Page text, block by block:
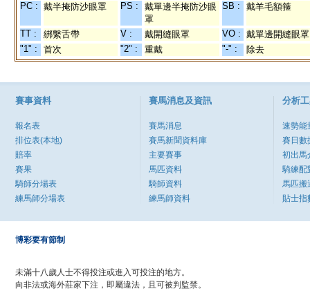
PC : 戴半掩防沙眼罩 PS :
戴單邊半掩防沙眼
罩
SB : 戴羊毛額箍
TT : 綁繫舌帶 V : 戴開縫眼罩 VO : 戴單邊開縫眼罩
"1" :
首次 "2" : 重戴 "-" : 除去
賽事資料
報名表
排位表(本地)
賠率
賽果
騎師分場表
練馬師分場表
賽馬消息及資訊
賽馬消息
賽馬新聞資料庫
主要賽事
馬匹資料
騎師資料
練馬師資料
分析
速勢能
賽日數
初出馬
騎練配
馬匹搬
貼士指
博彩要有節制
未滿十八歲人士不得投注或進入可投注的地方。
向非法或海外莊家下注，即屬違法，且可被判監禁。